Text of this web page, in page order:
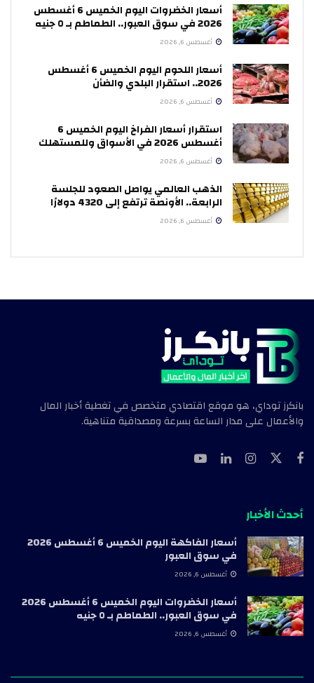
أسعار الخضروات اليوم الخميس 6 أغسطس
2026 في سوق العبور.. الطماطم بـ ٥ جنيه
أغسطس 6, 2026
أسعار اللحوم اليوم الخميس 6 أغسطس
2026.. استقرار البلدي والضأن
أغسطس 6, 2026
استقرار أسعار الفراخ اليوم الخميس 6
أغسطس 2026 في الأسواق وللمستهلك
أغسطس 6, 2026
الذهب العالمي يواصل الصعود للجلسة
الرابعة.. الأونصة ترتفع إلى 4320 دولارًا
أغسطس 6, 2026
بانكرز توداي، هو موقع اقتصادي متخصص في تغطية أخبار المال
والأعمال على مدار الساعة بسرعة ومصداقية متناهية.
أحدث الأخبار
أسعار الفاكهة اليوم الخميس 6 أغسطس 2026
في سوق العبور
أغسطس 6, 2026
أسعار الخضروات اليوم الخميس 6 أغسطس 2026
في سوق العبور.. الطماطم بـ ٥ جنيه
أغسطس 6, 2026